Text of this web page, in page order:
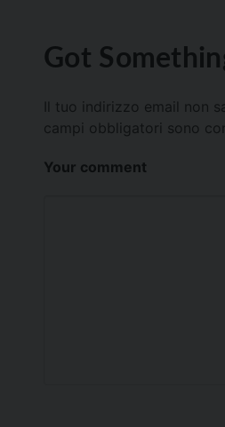
Got
Il tuo indirizzo email non
campi obbligatori sono
Your comment